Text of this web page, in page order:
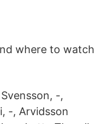
where to watch
-,
-, Arvidsson